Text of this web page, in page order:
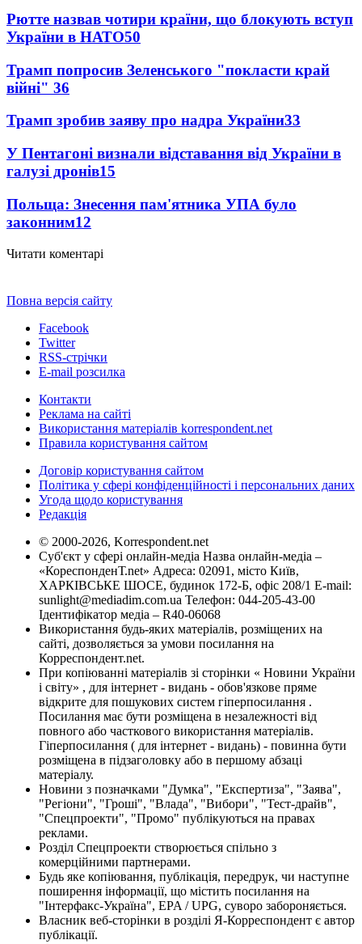
Рютте назвав чотири країни, що блокують вступ
України в НАТО50
Трамп попросив Зеленського "покласти край
війні" 36
Трамп зробив заяву про надра України33
У Пентагоні визнали відставання від України в
галузі дронів15
Польща: Знесення пам'ятника УПА було
законним12
Читати коментарі
Повна версія сайту
Facebook
Twitter
RSS-стрічки
E-mail розсилка
Контакти
Реклама на сайті
Використання матеріалів korrespondent.net
Правила користування сайтом
Договір користування сайтом
Політика у сфері конфіденційності і персональних даних
Угода щодо користування
Редакція
© 2000-2026, Korrespondent.net
Суб'єкт у сфері онлайн-медіа Назва онлайн-медіа –
«КореспонденТ.net» Адреса: 02091, місто Київ,
ХАРКІВСЬКЕ ШОСЕ, будинок 172-Б, офіс 208/1 E-mail:
sunlight@mediadim.com.ua Телефон: 044-205-43-00
Ідентифікатор медіа – R40-06068
Використання будь-яких матеріалів, розміщених на
сайті, дозволяється за умови посилання на
Корреспондент.net.
При копіюванні матеріалів зі сторінки « Новини України
і світу» , для інтернет - видань - обов'язкове пряме
відкрите для пошукових систем гіперпосилання .
Посилання має бути розміщена в незалежності від
повного або часткового використання матеріалів.
Гіперпосилання ( для інтернет - видань) - повинна бути
розміщена в підзаголовку або в першому абзаці
матеріалу.
Новини з позначками "Думка", "Експертиза", "Заява",
"Регіони", "Гроші", "Влада", "Вибори", "Тест-драйв",
"Спецпроекти", "Промо" публікуються на правах
реклами.
Розділ Спецпроекти створюється спільно з
комерційними партнерами.
Будь яке копіювання, публікація, передрук, чи наступне
поширення інформації, що містить посилання на
"Інтерфакс-Україна", EPA / UPG, суворо забороняється.
Власник веб-сторінки в розділі Я-Корреспондент є автор
публікації.